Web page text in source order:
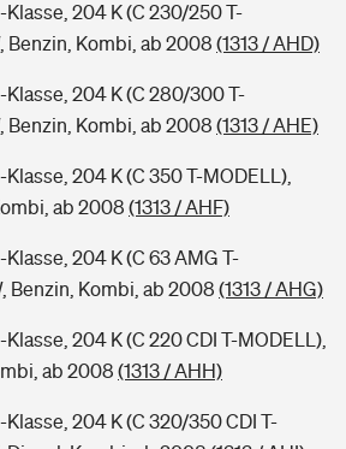
204 K (C 230/250 T-
Benzin, Kombi, ab 2008 (1313 / AHD)
204 K (C 280/300 T-
Benzin, Kombi, ab 2008 (1313 / AHE)
204 K (C 350 T-MODELL),
ab 2008 (1313 / AHF)
204 K (C 63 AMG T-
Benzin, Kombi, ab 2008 (1313 / AHG)
204 K (C 220 CDI T-MODELL),
ab 2008 (1313 / AHH)
204 K (C 320/350 CDI T-